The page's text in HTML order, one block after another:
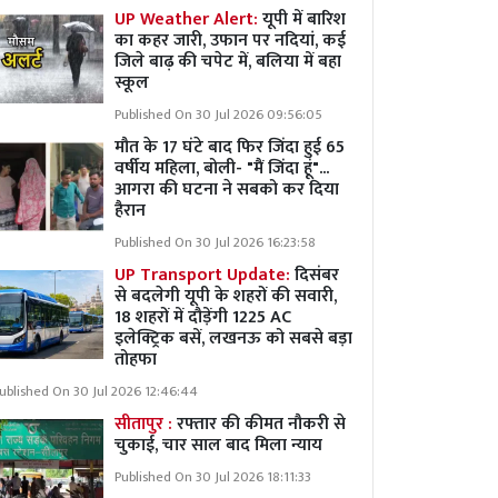
UP Weather Alert:यूपी में बारिश
का कहर जारी, उफान पर नदियां, कई
जिले बाढ़ की चपेट में, बलिया में बहा
स्कूल
Published On 30 Jul 2026 09:56:05
मौत के 17 घंटे बाद फिर जिंदा हुई 65
वर्षीय महिला, बोली- "मैं जिंदा हूं"...
आगरा की घटना ने सबको कर दिया
हैरान
Published On 30 Jul 2026 16:23:58
UP Transport Update:दिसंबर
से बदलेगी यूपी के शहरों की सवारी,
18 शहरों में दौड़ेंगी 1225 AC
इलेक्ट्रिक बसें, लखनऊ को सबसे बड़ा
तोहफा
On 30 Jul 2026 12:46:44
सीतापुर :रफ्तार की कीमत नौकरी से
चुकाई, चार साल बाद मिला न्याय
Published On 30 Jul 2026 18:11:33